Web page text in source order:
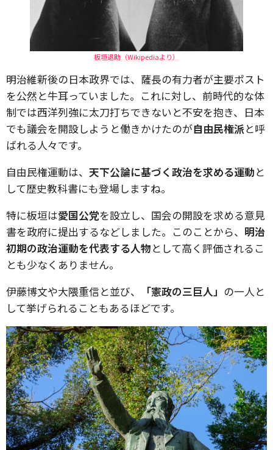
板垣退助（Wikipediaより）
明治維新後の日本政界では、薩長の有力者が主要ポスト
を公然と牛耳っていました。これに対し、前時代的な体
制では西洋列強に太刀打ちできないと不安を抱き、日本
でも議会を開設しようと働きかけたのが自由民権派と呼
ばれる人々です。
自由民権運動は、 天下公論に基づく政治を求める運動と
して歴史教科書にも登場しますね。
特に板垣は愛国公党を設立し、国会の開設を求める意見
書を政府に提出するなどしました。このことから、 明治
初期の政治運動を代表する人物として高く評価されるこ
とも少なくありません。
伊藤博文や大隈重信と並び、
「憲政の三巨人」 の一人と
して挙げられることもあるほどです。